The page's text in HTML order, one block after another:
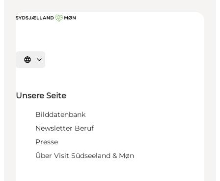
Sprache auswählen
Unsere Seite
Bilddatenbank
Newsletter Beruf
Presse
Über Visit Südseeland & Møn